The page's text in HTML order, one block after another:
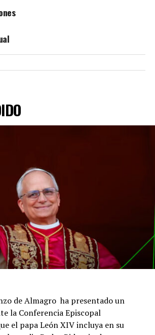
de Almagro ha presentado un
la Conferencia Episcopal
el papa León XIV incluya en su